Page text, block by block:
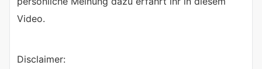
Video.
Disclaimer: